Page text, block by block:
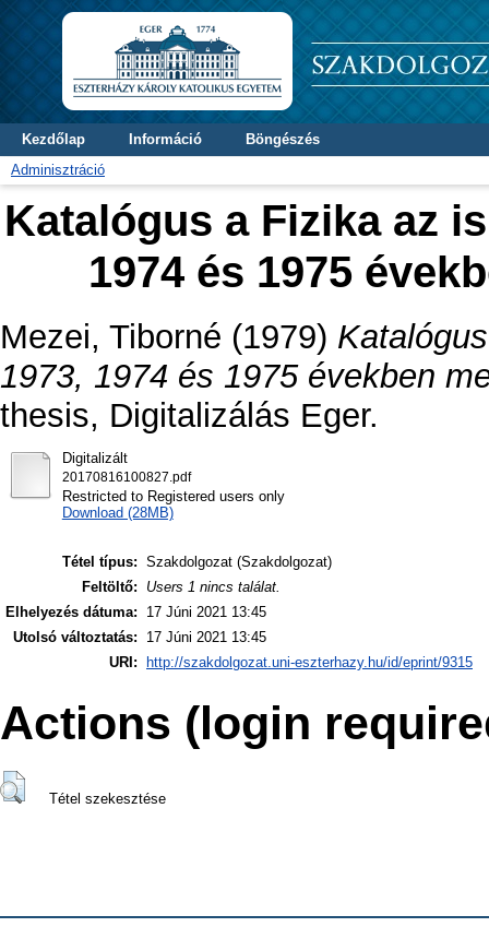
Kezdőlap Információ
Böngészés
Adminisztráció
Katalógus a Fizika az
1974 és 1975
Mezei, Tiborné (1979)
1973, 1974 és 1975 években
thesis, Digitalizálás Eger.
Digitalizált
20170816100827.pdf
Restricted to Registered users only
Download (28MB)
Tétel típus: Szakdolgozat (Szakdolgozat)
Feltöltő:
Users 1 nincs találat.
Elhelyezés dátuma:
17 Júni 2021 13:45
Utolsó változtatás:
17 Júni 2021 13:45
URI:
http://szakdolgozat.uni-eszterhazy.hu/id/eprint/9315
Actions (login
Tétel szekesztése